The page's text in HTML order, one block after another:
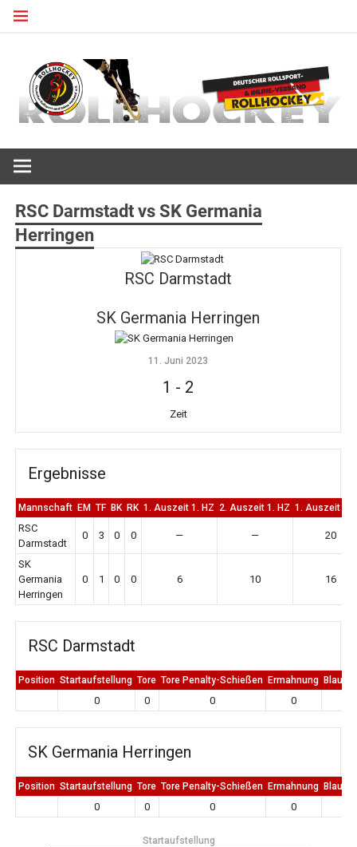
Zum
RSC Darmstadt vs SK Germania
Herringen
RSC Darmstadt
SK Germania Herringen
11. Juni 2023
1 - 2
Zeit
Ergebnisse
Mannschaft EM TF BK RK 1. Auszeit 1. HZ 2. Auszeit 1. HZ 1. Auszeit 2.
RSC
Darmstadt
0 3 0 0 — — 20
SK
Germania
Herringen
0 1 0 0 6 10 16
RSC Darmstadt
Position Startaufstellung Tore Tore Penalty-Schießen Ermahnung Blaue
0 0 0 0
SK Germania Herringen
Position Startaufstellung Tore Tore Penalty-Schießen Ermahnung Blaue
0 0 0 0
Startaufstellung